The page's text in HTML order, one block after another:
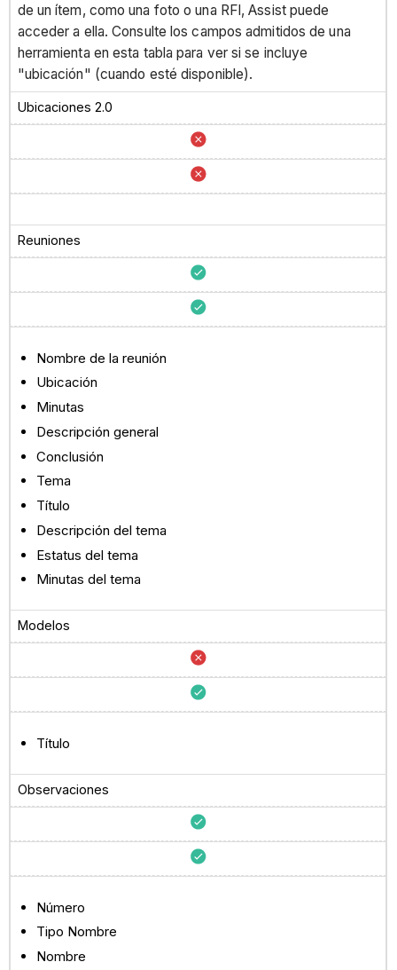
de un ítem, como una foto o una RFI, Assist puede
acceder a ella. Consulte los campos admitidos de una
herramienta en esta tabla para ver si se incluye
"ubicación" (cuando esté disponible).
Ubicaciones 2.0
Reuniones
Nombre de la reunión
Ubicación
Minutas
Descripción general
Conclusión
Tema
Título
Descripción del tema
Estatus del tema
Minutas del tema
Modelos
Título
Observaciones
Número
Tipo Nombre
Nombre